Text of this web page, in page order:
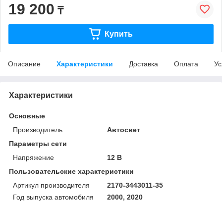
19 200 ₸
Купить
Описание Характеристики Доставка Оплата
Характеристики
Основные
Производитель
Автосвет
Параметры сети
Напряжение
12 В
Пользовательские характеристики
Артикул производителя
2170-3443011-35
Год выпуска автомобиля
2000, 2020